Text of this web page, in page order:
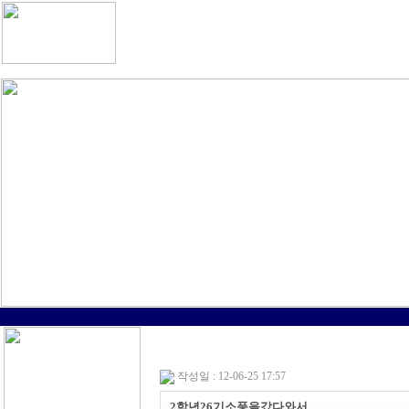
작성일 : 12-06-25 17:57